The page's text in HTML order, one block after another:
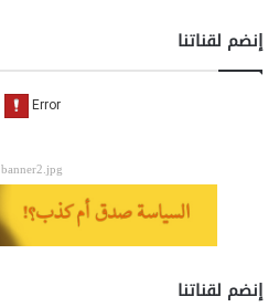
إنضم لقناتنا
banner2.jpg
إنضم لقناتنا